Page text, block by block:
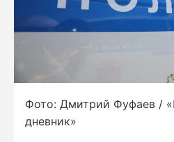
Фото: Дмитрий Фуфаев /
дневник»